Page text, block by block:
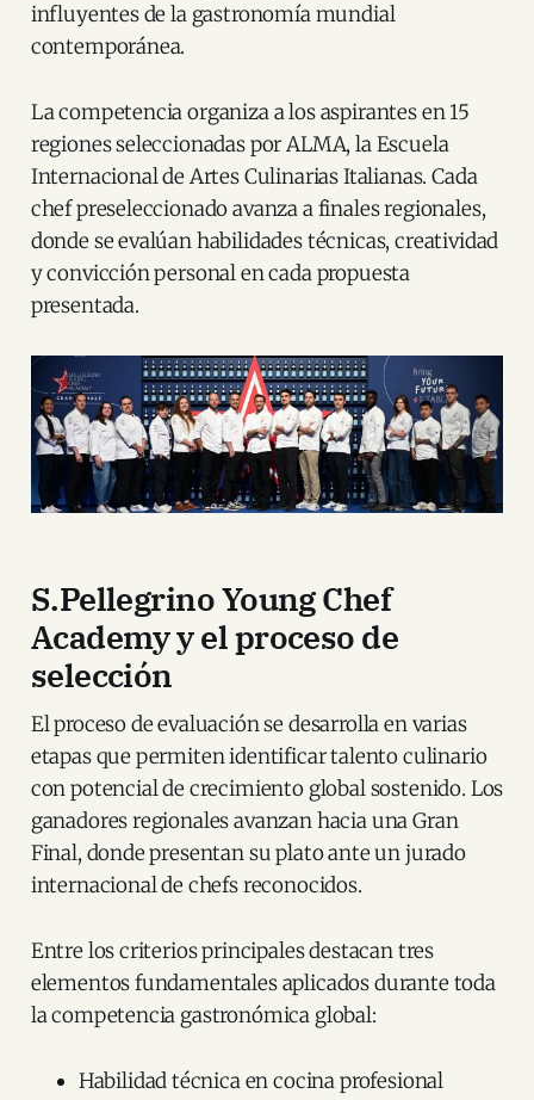
influyentes de la gastronomía mundial
contemporánea.
La competencia organiza a los aspirantes en 15
regiones seleccionadas por ALMA, la Escuela
Internacional de Artes Culinarias Italianas. Cada
chef preseleccionado avanza a finales regionales,
donde se evalúan habilidades técnicas, creatividad
y convicción personal en cada propuesta
presentada.
S.Pellegrino Young Chef
Academy y el proceso de
selección
El proceso de evaluación se desarrolla en varias
etapas que permiten identificar talento culinario
con potencial de crecimiento global sostenido. Los
ganadores regionales avanzan hacia una Gran
Final, donde presentan su plato ante un jurado
internacional de chefs reconocidos.
Entre los criterios principales destacan tres
elementos fundamentales aplicados durante toda
la competencia gastronómica global:
Habilidad técnica en cocina profesional